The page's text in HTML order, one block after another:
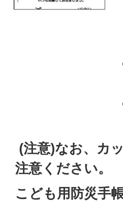
(注意)なお、カ
注意ください。
こども用防災手